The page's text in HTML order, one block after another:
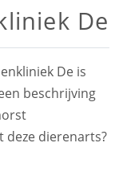
De
De is
beschrijving
deze dierenarts?